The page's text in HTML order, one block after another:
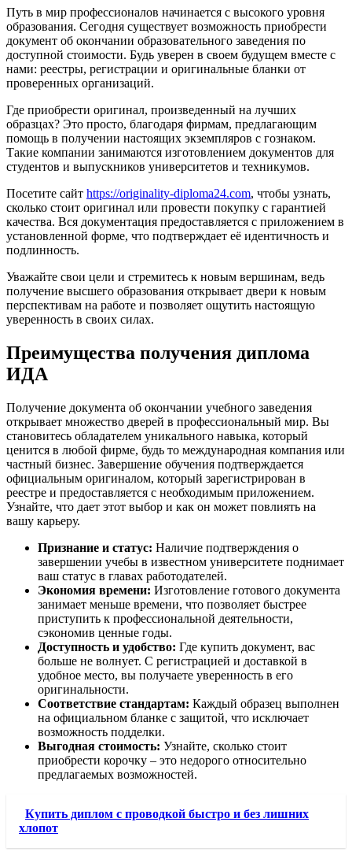
Путь в мир профессионалов начинается с высокого уровня
образования. Сегодня существует возможность приобрести
документ об окончании образовательного заведения по
доступной стоимости. Будь уверен в своем будущем вместе с
нами: реестры, регистрации и оригинальные бланки от
проверенных организаций.
Где приобрести оригинал, произведенный на лучших
образцах? Это просто, благодаря фирмам, предлагающим
помощь в получении настоящих экземпляров с гознаком.
Такие компании занимаются изготовлением документов для
студентов и выпускников университетов и техникумов.
Посетите сайт https://originality-diploma24.com, чтобы узнать,
сколько стоит оригинал или провести покупку с гарантией
качества. Вся документация предоставляется с приложением в
установленной форме, что подтверждает её идентичность и
подлинность.
Уважайте свои цели и стремитесь к новым вершинам, ведь
получение высшего образования открывает двери к новым
перспективам на работе и позволяет ощутить настоящую
уверенность в своих силах.
Преимущества получения диплома
ИДА
Получение документа об окончании учебного заведения
открывает множество дверей в профессиональный мир. Вы
становитесь обладателем уникального навыка, который
ценится в любой фирме, будь то международная компания или
частный бизнес. Завершение обучения подтверждается
официальным оригиналом, который зарегистрирован в
реестре и предоставляется с необходимым приложением.
Узнайте, что дает этот выбор и как он может повлиять на
вашу карьеру.
Признание и статус: Наличие подтверждения о
завершении учебы в известном университете поднимает
ваш статус в главах работодателей.
Экономия времени: Изготовление готового документа
занимает меньше времени, что позволяет быстрее
приступить к профессиональной деятельности,
сэкономив ценные годы.
Доступность и удобство: Где купить документ, вас
больше не волнует. С регистрацией и доставкой в
удобное место, вы получаете уверенность в его
оригинальности.
Соответствие стандартам: Каждый образец выполнен
на официальном бланке с защитой, что исключает
возможность подделки.
Выгодная стоимость: Узнайте, сколько стоит
приобрести корочку – это недорого относительно
предлагаемых возможностей.
Купить диплом с проводкой быстро и без лишних
хлопот